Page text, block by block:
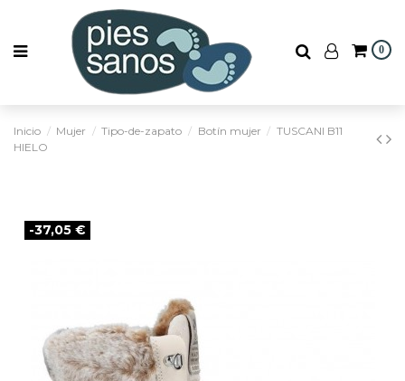
0
Inicio Mujer Tipo-de-zapato Botín mujer
TUSCANI B11
HIELO
-37,05 €